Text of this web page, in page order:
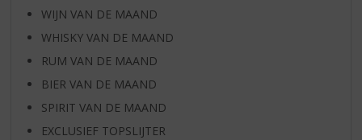
WIJN VAN DE MAAND
WHISKY VAN DE MAAND
RUM VAN DE MAAND
BIER VAN DE MAAND
SPIRIT VAN DE MAAND
EXCLUSIEF TOPSLIJTER